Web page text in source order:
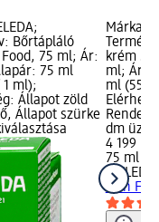
Bőrtápláló
75 ml; Ár:
75 ml
ml);
Állapot zöld
Állapot szürke
Márka:
krém
ml; Ár:
ml
dm
4 199 Ft
75 ml
WELEDA
Skin